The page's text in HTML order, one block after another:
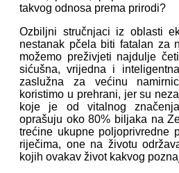
takvog odnosa prema prirodi?
Ozbiljni stručnjaci iz oblasti
nestanak pčela biti fatalan za
možemo preživjeti najdulje
sićušna, vrijedna i
zaslužna za većinu
koristimo u prehrani, jer su
koje je od vitalnog
oprašuju oko 80% biljaka na
trećine ukupne poljoprivredne
riječima, one na životu
kojih ovakav život kakvog